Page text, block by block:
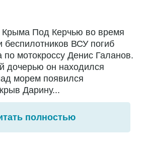
Крыма Под Керчью во время
беспилотников ВСУ погиб
мотокроссу Денис Галанов.
дочерью он находился
морем появился
Дарину...
полностью